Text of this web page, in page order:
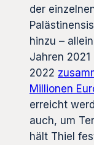
der
hinzu –
Jahren 2021
2022
Millionen
erreicht
auch, um
hält Thiel